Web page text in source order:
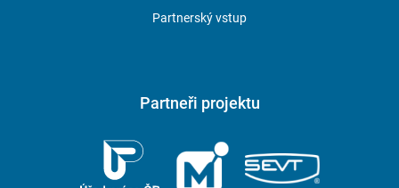
Management a marketingové komunikace
STŘEDNÍ VZDĚLÁNÍ S VÝUČNÍM LISTEM
Partnerský vstup
Partneři projektu